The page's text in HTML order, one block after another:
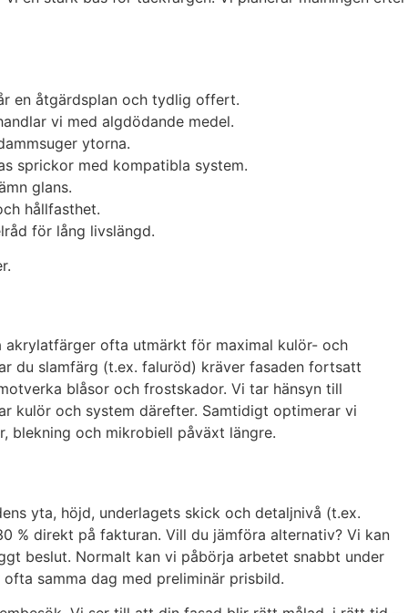
en åtgärdsplan och tydlig offert.
vi med algdödande medel.
ytorna.
sprickor med kompatibla system.
glans.
hållfasthet.
för lång livslängd.
akrylatfärger ofta utmärkt för maximal kulör- och
du slamfärg (t.ex. faluröd) kräver fasaden fortsatt
blåsor och frostskador. Vi tar hänsyn till
kulör och system därefter. Samtidigt optimerar vi
blekning och mikrobiell påväxt längre.
yta, höjd, underlagets skick och detaljnivå (t.ex.
% direkt på fakturan. Vill du jämföra alternativ? Vi kan
beslut. Normalt kan vi påbörja arbetet snabbt under
samma dag med preliminär prisbild.